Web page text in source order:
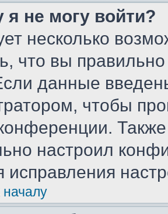
я не могу войти?
несколько
что вы
данные
чтобы
настроил
исправления
началу